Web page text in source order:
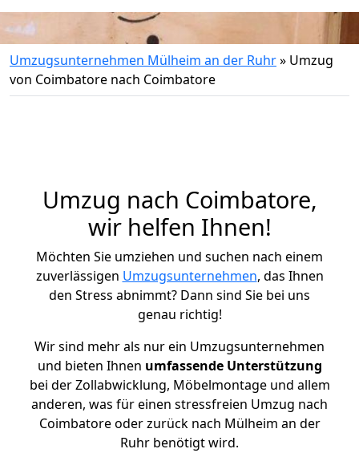
Umzugsunternehmen Mülheim an der Ruhr» Umzug
von Coimbatore nach Coimbatore
Umzug nach Coimbatore,
wir helfen Ihnen!
Möchten Sie umziehen und suchen nach einem
zuverlässigen Umzugsunternehmen, das Ihnen
den Stress abnimmt? Dann sind Sie bei uns
genau richtig!
Wir sind mehr als nur ein Umzugsunternehmen
und bieten Ihnen umfassende Unterstützung
bei der Zollabwicklung, Möbelmontage und allem
anderen, was für einen stressfreien Umzug nach
Coimbatore oder zurück nach Mülheim an der
Ruhr benötigt wird.